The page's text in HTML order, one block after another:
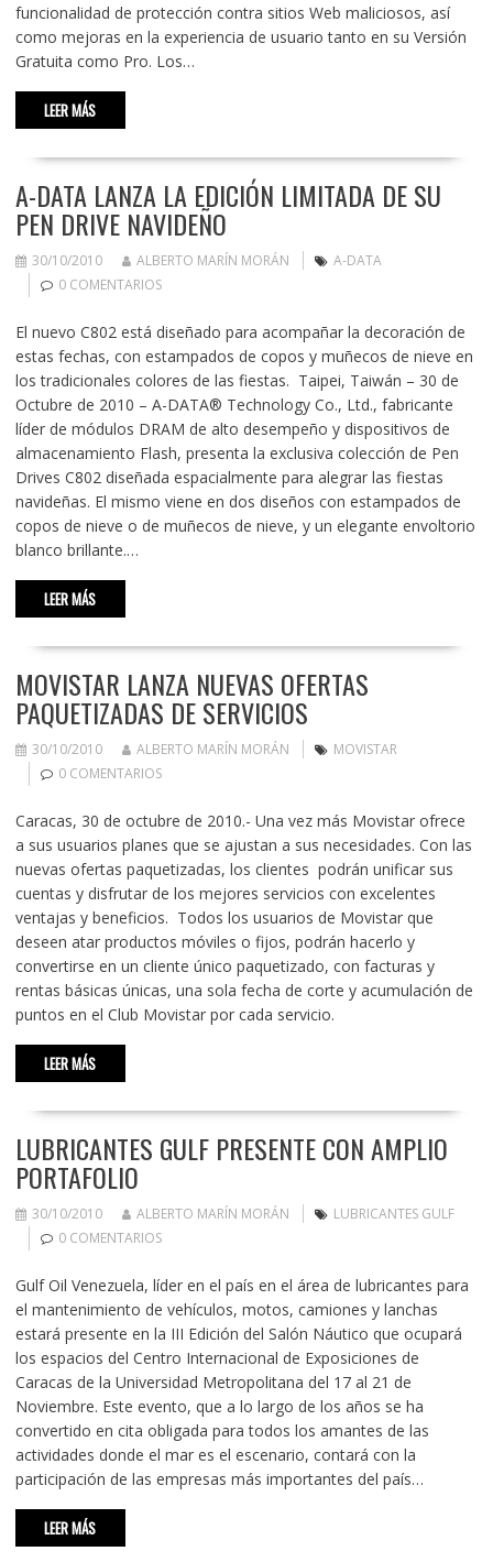
funcionalidad de protección contra sitios Web maliciosos, así
como mejoras en la experiencia de usuario tanto en su Versión
Gratuita como Pro. Los…
LEER MÁS
A-DATA LANZA LA EDICIÓN LIMITADA DE SU
PEN DRIVE NAVIDEÑO
30/10/2010 ALBERTO MARÍN MORÁN
A-DATA
0 COMENTARIOS
El nuevo C802 está diseñado para acompañar la decoración de
estas fechas, con estampados de copos y muñecos de nieve en
los tradicionales colores de las fiestas. Taipei, Taiwán – 30 de
Octubre de 2010 – A-DATA® Technology Co., Ltd., fabricante
líder de módulos DRAM de alto desempeño y dispositivos de
almacenamiento Flash, presenta la exclusiva colección de Pen
Drives C802 diseñada espacialmente para alegrar las fiestas
navideñas. El mismo viene en dos diseños con estampados de
copos de nieve o de muñecos de nieve, y un elegante envoltorio
blanco brillante.…
LEER MÁS
MOVISTAR LANZA NUEVAS OFERTAS
PAQUETIZADAS DE SERVICIOS
30/10/2010 ALBERTO MARÍN MORÁN
MOVISTAR
0 COMENTARIOS
Caracas, 30 de octubre de 2010.- Una vez más Movistar ofrece
a sus usuarios planes que se ajustan a sus necesidades. Con las
nuevas ofertas paquetizadas, los clientes podrán unificar sus
cuentas y disfrutar de los mejores servicios con excelentes
ventajas y beneficios. Todos los usuarios de Movistar que
deseen atar productos móviles o fijos, podrán hacerlo y
convertirse en un cliente único paquetizado, con facturas y
rentas básicas únicas, una sola fecha de corte y acumulación de
puntos en el Club Movistar por cada servicio.
LEER MÁS
LUBRICANTES GULF PRESENTE CON AMPLIO
PORTAFOLIO
30/10/2010 ALBERTO MARÍN MORÁN
LUBRICANTES GULF
0 COMENTARIOS
Gulf Oil Venezuela, líder en el país en el área de lubricantes para
el mantenimiento de vehículos, motos, camiones y lanchas
estará presente en la III Edición del Salón Náutico que ocupará
los espacios del Centro Internacional de Exposiciones de
Caracas de la Universidad Metropolitana del 17 al 21 de
Noviembre. Este evento, que a lo largo de los años se ha
convertido en cita obligada para todos los amantes de las
actividades donde el mar es el escenario, contará con la
participación de las empresas más importantes del país…
LEER MÁS